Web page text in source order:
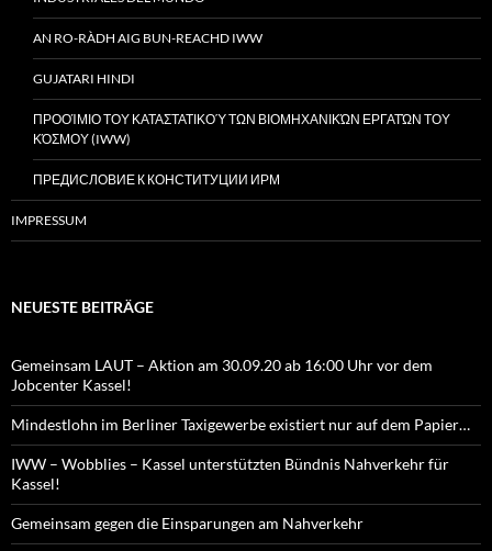
AN RO-RÀDH AIG BUN-REACHD IWW
GUJATARI HINDI
ΠΡΟΟΊΜΙΟ ΤΟΥ ΚΑΤΑΣΤΑΤΙΚΟΎ ΤΩΝ ΒΙΟΜΗΧΑΝΙΚΏΝ ΕΡΓΑΤΏΝ ΤΟΥ
ΚΌΣΜΟΥ (IWW)
ПРЕДИСЛОВИЕ К КОНСТИТУЦИИ ИРМ
IMPRESSUM
NEUESTE BEITRÄGE
Gemeinsam LAUT – Aktion am 30.09.20 ab 16:00 Uhr vor dem
Jobcenter Kassel!
Mindestlohn im Berliner Taxigewerbe existiert nur auf dem Papier…
IWW – Wobblies – Kassel unterstützten Bündnis Nahverkehr für
Kassel!
Gemeinsam gegen die Einsparungen am Nahverkehr